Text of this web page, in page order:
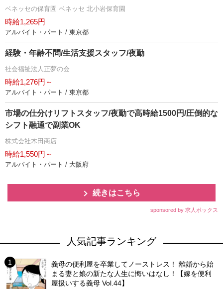
ベネッセの保育園 ベネッセ 北小岩保育園
時給1,265円
アルバイト・パート / 東京都
経験・年齢不問/生活支援スタッフ/夜勤
社会福祉法人正夢の会
時給1,276円～
アルバイト・パート / 東京都
市場の仕分けリフトスタッフ/夜勤で高時給1500円/圧倒的な
シフト融通で副業OK
株式会社木田商店
時給1,550円～
アルバイト・パート / 大阪府
続きはこちら
sponsored by 求人ボックス
人気記事ランキング
義母の便利屋を卒業してノーストレス！ 離婚から始
まる妻と娘の新たな人生に悔いはなし！【嫁を便利
屋扱いする義母 Vol.44】